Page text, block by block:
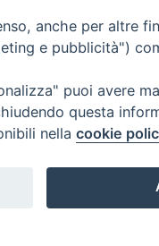
anche per altre
e pubblicità")
puoi avere
questa
nella cookie